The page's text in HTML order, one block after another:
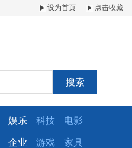
设为首页 点击收藏
搜索
娱乐 科技 电影
企业 游戏 家具